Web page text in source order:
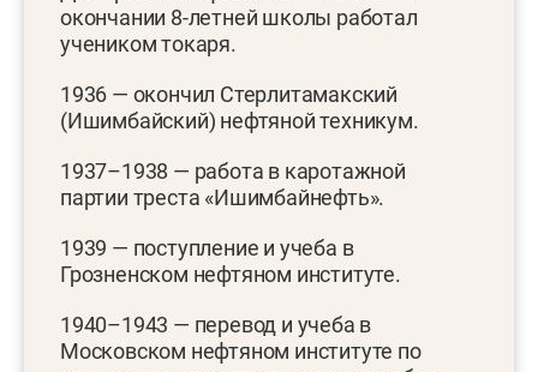
окончании 8-летней школы работал
учеником токаря.
1936 — окончил Стерлитамакский
(Ишимбайский) нефтяной техникум.
1937–1938 — работа в каротажной
партии треста «Ишимбайнефть».
1939 — поступление и учеба в
Грозненском нефтяном институте.
1940–1943 — перевод и учеба в
Московском нефтяном институте по